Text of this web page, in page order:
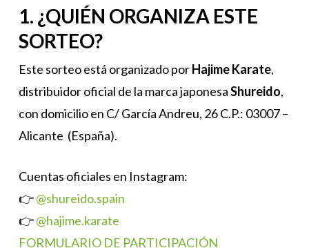
1. ¿QUIÉN ORGANIZA ESTE
SORTEO?
Este sorteo está organizado porHajime Karate,
distribuidor oficial de la marca japonesaShureido,
con domicilio en C/ García Andreu, 26 C.P.: 03007 –
Alicante (España).
Cuentas oficiales en Instagram:
👉@shureido.spain
👉@hajime.karate
FORMULARIO DE PARTICIPACIÓN